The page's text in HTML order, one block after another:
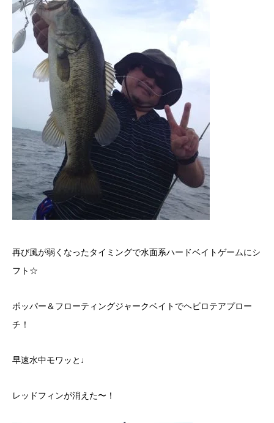
再び風が弱くなったタイミングで水面系ハードベイトゲームにシ
フト☆
ポッパー＆フローティングジャークベイトでヘビロテアプロー
チ！
早速水中モワッと♩
レッドフィンが消えた〜！